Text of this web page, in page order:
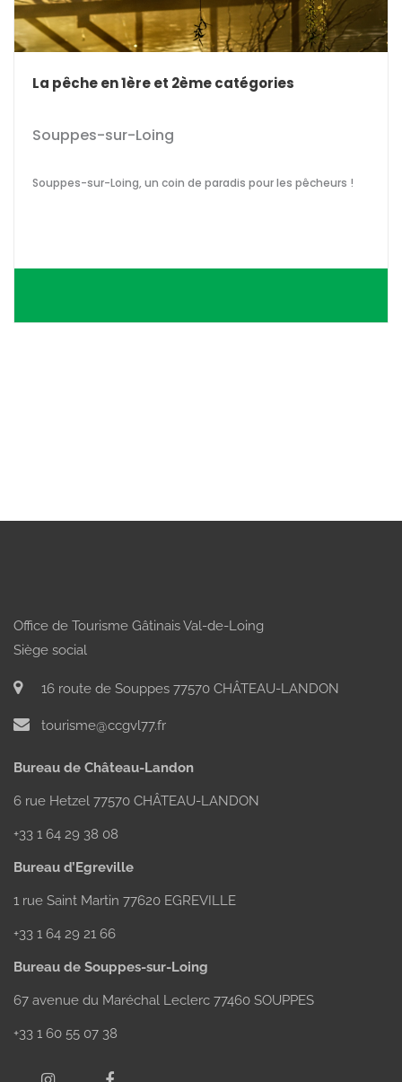
La pêche en 1ère et 2ème catégories
Souppes-sur-Loing
Souppes-sur-Loing, un coin de paradis pour les pêcheurs !
Office de Tourisme Gâtinais Val-de-Loing
Siège social
16 route de Souppes 77570 CHÂTEAU-LANDON
tourisme@ccgvl77.fr
Bureau de Château-Landon
6 rue Hetzel 77570 CHÂTEAU-LANDON
+33 1 64 29 38 08
Bureau d’Egreville
1 rue Saint Martin 77620 EGREVILLE
+33 1 64 29 21 66
Bureau de Souppes-sur-Loing
67 avenue du Maréchal Leclerc 77460 SOUPPES
+33 1 60 55 07 38